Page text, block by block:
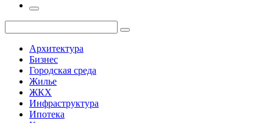
Архитектура
Бизнес
Городская среда
Жилье
ЖКХ
Инфраструктура
Ипотека